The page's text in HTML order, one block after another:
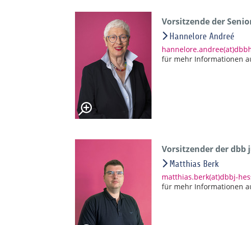
Vorsitzende der
Hannelore Andreé
für mehr Informationen
Vorsitzender der dbb
Matthias Berk
matthias.berk(at)dbbj-
für mehr Informationen